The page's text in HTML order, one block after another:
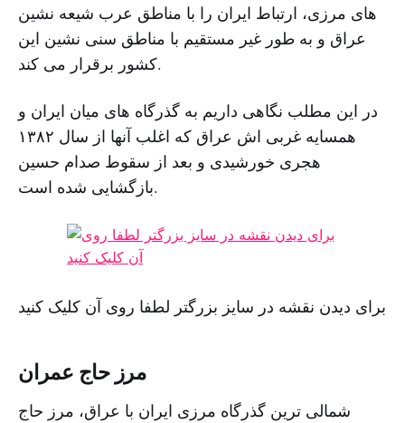
های مرزی، ارتباط ایران را با مناطق عرب شیعه نشین
عراق و به طور غیر مستقیم با مناطق سنی نشین این
کشور برقرار می کند.
در این مطلب نگاهى داریم به گذرگاه هاى میان ایران و
همسایه غربى اش عراق که اغلب آنها از سال ١٣٨٢
هجری خورشیدی و بعد از سقوط صدام حسین
بازگشایى شده است.
برای دیدن نقشه در سایز بزرگتر لطفا روی آن کلیک کنید
مرز حاج عمران
شمالی ترین گذرگاه مرزی ایران با عراق، مرز حاج